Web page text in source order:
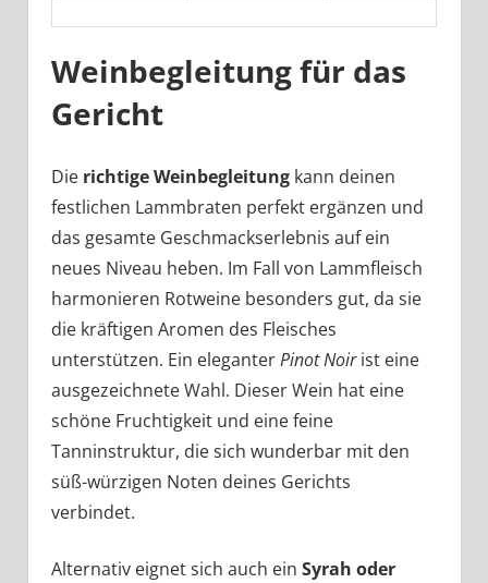
Weinbegleitung für das
Gericht
Die richtige Weinbegleitungkann deinen
festlichen Lammbraten perfekt ergänzen und
das gesamte Geschmackserlebnis auf ein
neues Niveau heben. Im Fall von Lammfleisch
harmonieren Rotweine besonders gut, da sie
die kräftigen Aromen des Fleisches
unterstützen. Ein eleganterPinot Noirist eine
ausgezeichnete Wahl. Dieser Wein hat eine
schöne Fruchtigkeit und eine feine
Tanninstruktur, die sich wunderbar mit den
süß-würzigen Noten deines Gerichts
verbindet.
Alternativ eignet sich auch ein Syrah oder